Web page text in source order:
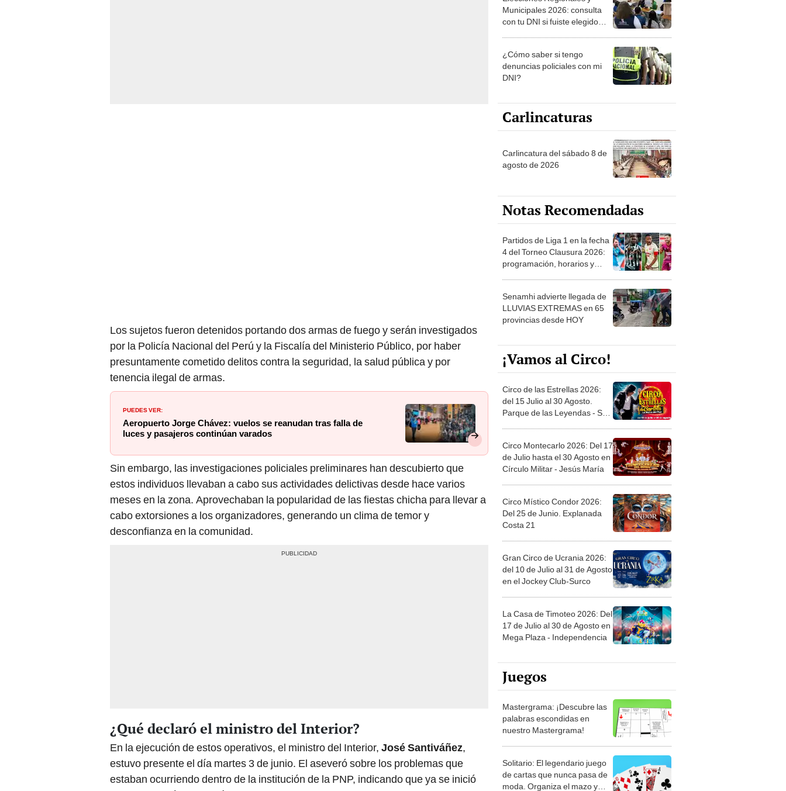
Los sujetos fueron detenidos portando dos armas de fuego y serán investigados
por la Policía Nacional del Perú y la Fiscalía del Ministerio Público, por haber
presuntamente cometido delitos contra la seguridad, la salud pública y por
tenencia ilegal de armas.
PUEDES VER:
Aeropuerto Jorge Chávez: vuelos se reanudan tras falla de
luces y pasajeros continúan varados
Sin embargo, las investigaciones policiales preliminares han descubierto que
estos individuos llevaban a cabo sus actividades delictivas desde hace varios
meses en la zona. Aprovechaban la popularidad de las fiestas chicha para llevar a
cabo extorsiones a los organizadores, generando un clima de temor y
desconfianza en la comunidad.
¿Qué declaró el ministro del Interior?
En la ejecución de estos operativos, el ministro del Interior, José Santiváñez,
estuvo presente el día martes 3 de junio. El aseveró sobre los problemas que
estaban ocurriendo dentro de la institución de la PNP, indicando que ya se inició
Municipales 2026: consulta
con tu DNI si fuiste elegido
la ONPE
¿Cómo saber si tengo
denuncias policiales con mi
DNI?
Carlincaturas
Carlincatura del sábado 8 de
agosto de 2026
Notas Recomendadas
Partidos de Liga 1 en la fecha
4 del Torneo Clausura 2026:
programación, horarios y
Senamhi advierte llegada de
LLUVIAS EXTREMAS en 65
provincias desde HOY
¡Vamos al Circo!
Circo de las Estrellas 2026:
del 15 Julio al 30 Agosto.
Parque de las Leyendas - San
Circo Montecarlo 2026: Del 17
de Julio hasta el 30 Agosto en
Círculo Militar - Jesús María
Circo Místico Condor 2026:
Del 25 de Junio. Explanada
Costa 21
Gran Circo de Ucrania 2026:
del 10 de Julio al 31 de Agosto
en el Jockey Club-Surco
La Casa de Timoteo 2026: Del
17 de Julio al 30 de Agosto en
Mega Plaza - Independencia
Juegos
Mastergrama: ¡Descubre las
palabras escondidas en
nuestro Mastergrama!
Solitario: El legendario juego
de cartas que nunca pasa de
moda. Organiza el mazo y